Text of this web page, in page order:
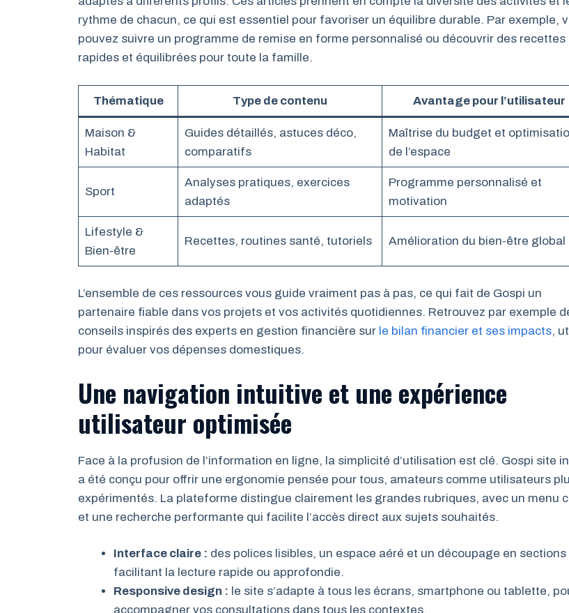
rythme de chacun, ce qui est essentiel pour favoriser un équilibre durable. Par exemple,
pouvez suivre un programme de remise en forme personnalisé ou découvrir des recettes
rapides et équilibrées pour toute la famille.
Thématique Type de contenu Avantage pour l’utilisateur
Maison &
Habitat
Guides détaillés, astuces déco,
comparatifs
Maîtrise du budget et
de l’espace
Sport
Analyses pratiques, exercices
adaptés
Programme personnalisé et
motivation
Lifestyle &
Bien-être
Recettes, routines santé, tutoriels Amélioration du bien-être global
L’ensemble de ces ressources vous guide vraiment pas à pas, ce qui fait de Gospi un
partenaire fiable dans vos projets et vos activités quotidiennes. Retrouvez par exemple
conseils inspirés des experts en gestion financière sur le bilan financier et ses impacts,
pour évaluer vos dépenses domestiques.
Une navigation intuitive et une expérience
utilisateur optimisée
Face à la profusion de l’information en ligne, la simplicité d’utilisation est clé. Gospi site
a été conçu pour offrir une ergonomie pensée pour tous, amateurs comme utilisateurs
expérimentés. La plateforme distingue clairement les grandes rubriques, avec un menu
et une recherche performante qui facilite l’accès direct aux sujets souhaités.
Interface claire : des polices lisibles, un espace aéré et un découpage en sections
facilitant la lecture rapide ou approfondie.
Responsive design : le site s’adapte à tous les écrans, smartphone ou tablette,
accompagner vos consultations dans tous les contextes.